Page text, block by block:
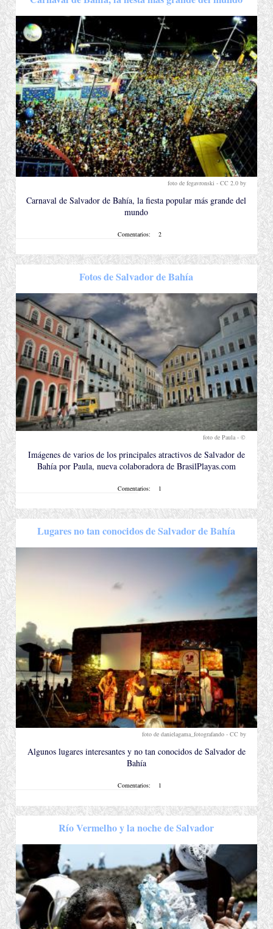
foto de fegavronski -CC 2.0 by.
Carnaval de Salvador de Bahía, la fiesta popular más grande del
mundo
Comentarios: 2
Fotos de Salvador de Bahía
foto de Paula - ©
Imágenes de varios de los principales atractivos de Salvador de
Bahía por Paula, nueva colaboradora de BrasilPlayas.com
Comentarios: 1
Lugares no tan conocidos de Salvador de Bahía
foto de danielagama_fotografando - CC by.
Algunos lugares interesantes y no tan conocidos de Salvador de
Bahía
Comentarios: 1
Río Vermelho y la noche de Salvador